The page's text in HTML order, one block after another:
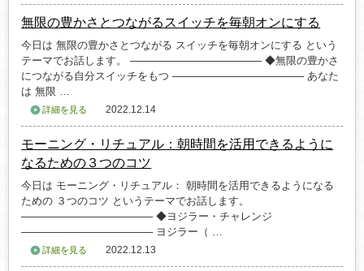
無限の豊かさとつながるスイッチを毎朝オンにする
今日は 無限の豊かさとつながる スイッチを毎朝オンにする という
テーマでお話します。 ────────────────── ◆無限の豊かさ
につながる自分スイッチをもつ ────────────────── あなた
は 無限 …
詳細を見る 2022.12.14
モーニング・リチュアル：朝時間を活用できるように
なるための３つのコツ
今日は モーニング・リチュアル： 朝時間を活用できるようになる
ための ３つのコツ というテーマでお話します。
────────────────── ◆ヨジラー・チャレンジ
────────────────── ヨジラー（ …
詳細を見る 2022.12.13